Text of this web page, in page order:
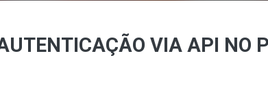
VIA API NO